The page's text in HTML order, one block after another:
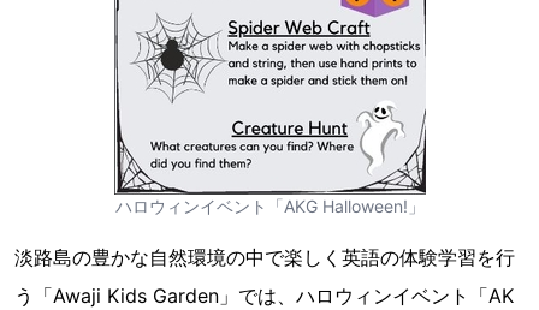
ハロウィンイベント「AKG Halloween!」
淡路島の豊かな自然環境の中で楽しく英語の体験学習を行
う「Awaji Kids Garden」では、ハロウィンイベント「AK